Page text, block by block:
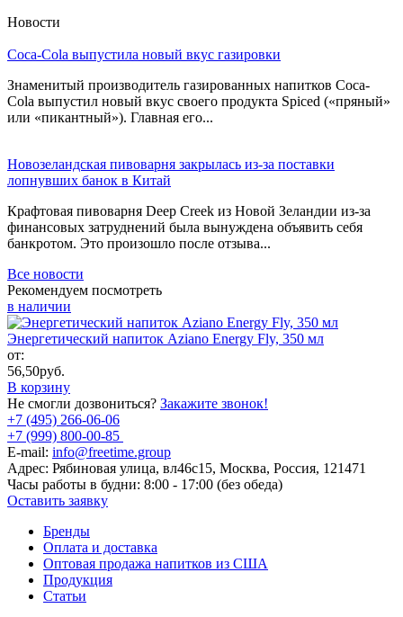
Новости
Coca-Cola выпустила новый вкус газировки
Знаменитый производитель газированных напитков Coca-
Cola выпустил новый вкус своего продукта Spiced («пряный»
или «пикантный»). Главная его...
Новозеландская пивоварня закрылась из-за поставки
лопнувших банок в Китай
Крафтовая пивоварня Deep Creek из Новой Зеландии из-за
финансовых затруднений была вынуждена объявить себя
банкротом. Это произошло после отзыва...
Все новости
Рекомендуем посмотреть
в наличии
Энергетический напиток Aziano Energy Fly, 350 мл
от:
56,50руб.
В корзину
Не смогли дозвониться? Закажите звонок!
+7 (495) 266-06-06
+7 (999) 800-00-85
E-mail: info@freetime.group
Адрес: Рябиновая улица, вл46с15, Москва, Россия, 121471
Часы работы в будни: 8:00 - 17:00 (без обеда)
Оставить заявку
Бренды
Оплата и доставка
Оптовая продажа напитков из США
Продукция
Статьи